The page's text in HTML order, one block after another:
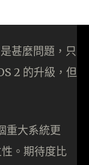
甚麼問題，只
2 的升級，但
重大系統更
。期待度比